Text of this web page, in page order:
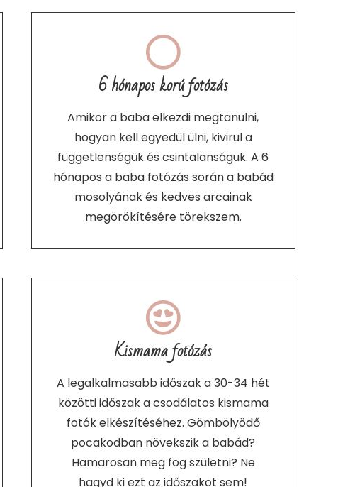
6 hónapos korú fotózás
Amikor a baba elkezdi megtanulni,
hogyan kell egyedül ülni, kivirul a
függetlenségük és csintalanságuk. A 6
hónapos a baba fotózás során a babád
mosolyának és kedves arcainak
megörökítésére törekszem.
Kismama fotózás
A legalkalmasabb időszak a 30-34 hét
közötti időszak a csodálatos kismama
fotók elkészítéséhez. Gömbölyödő
pocakodban növekszik a babád?
Hamarosan meg fog születni? Ne
hagyd ki ezt az időszakot sem!